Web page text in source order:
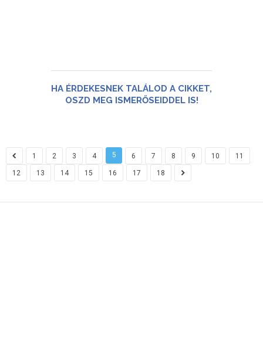
HA ÉRDEKESNEK TALÁLOD A CIKKET,
OSZD MEG ISMERŐSEIDDEL IS!
1 2 3 4 5 6 7 8 9 10 11
12 13 14 15 16 17 18